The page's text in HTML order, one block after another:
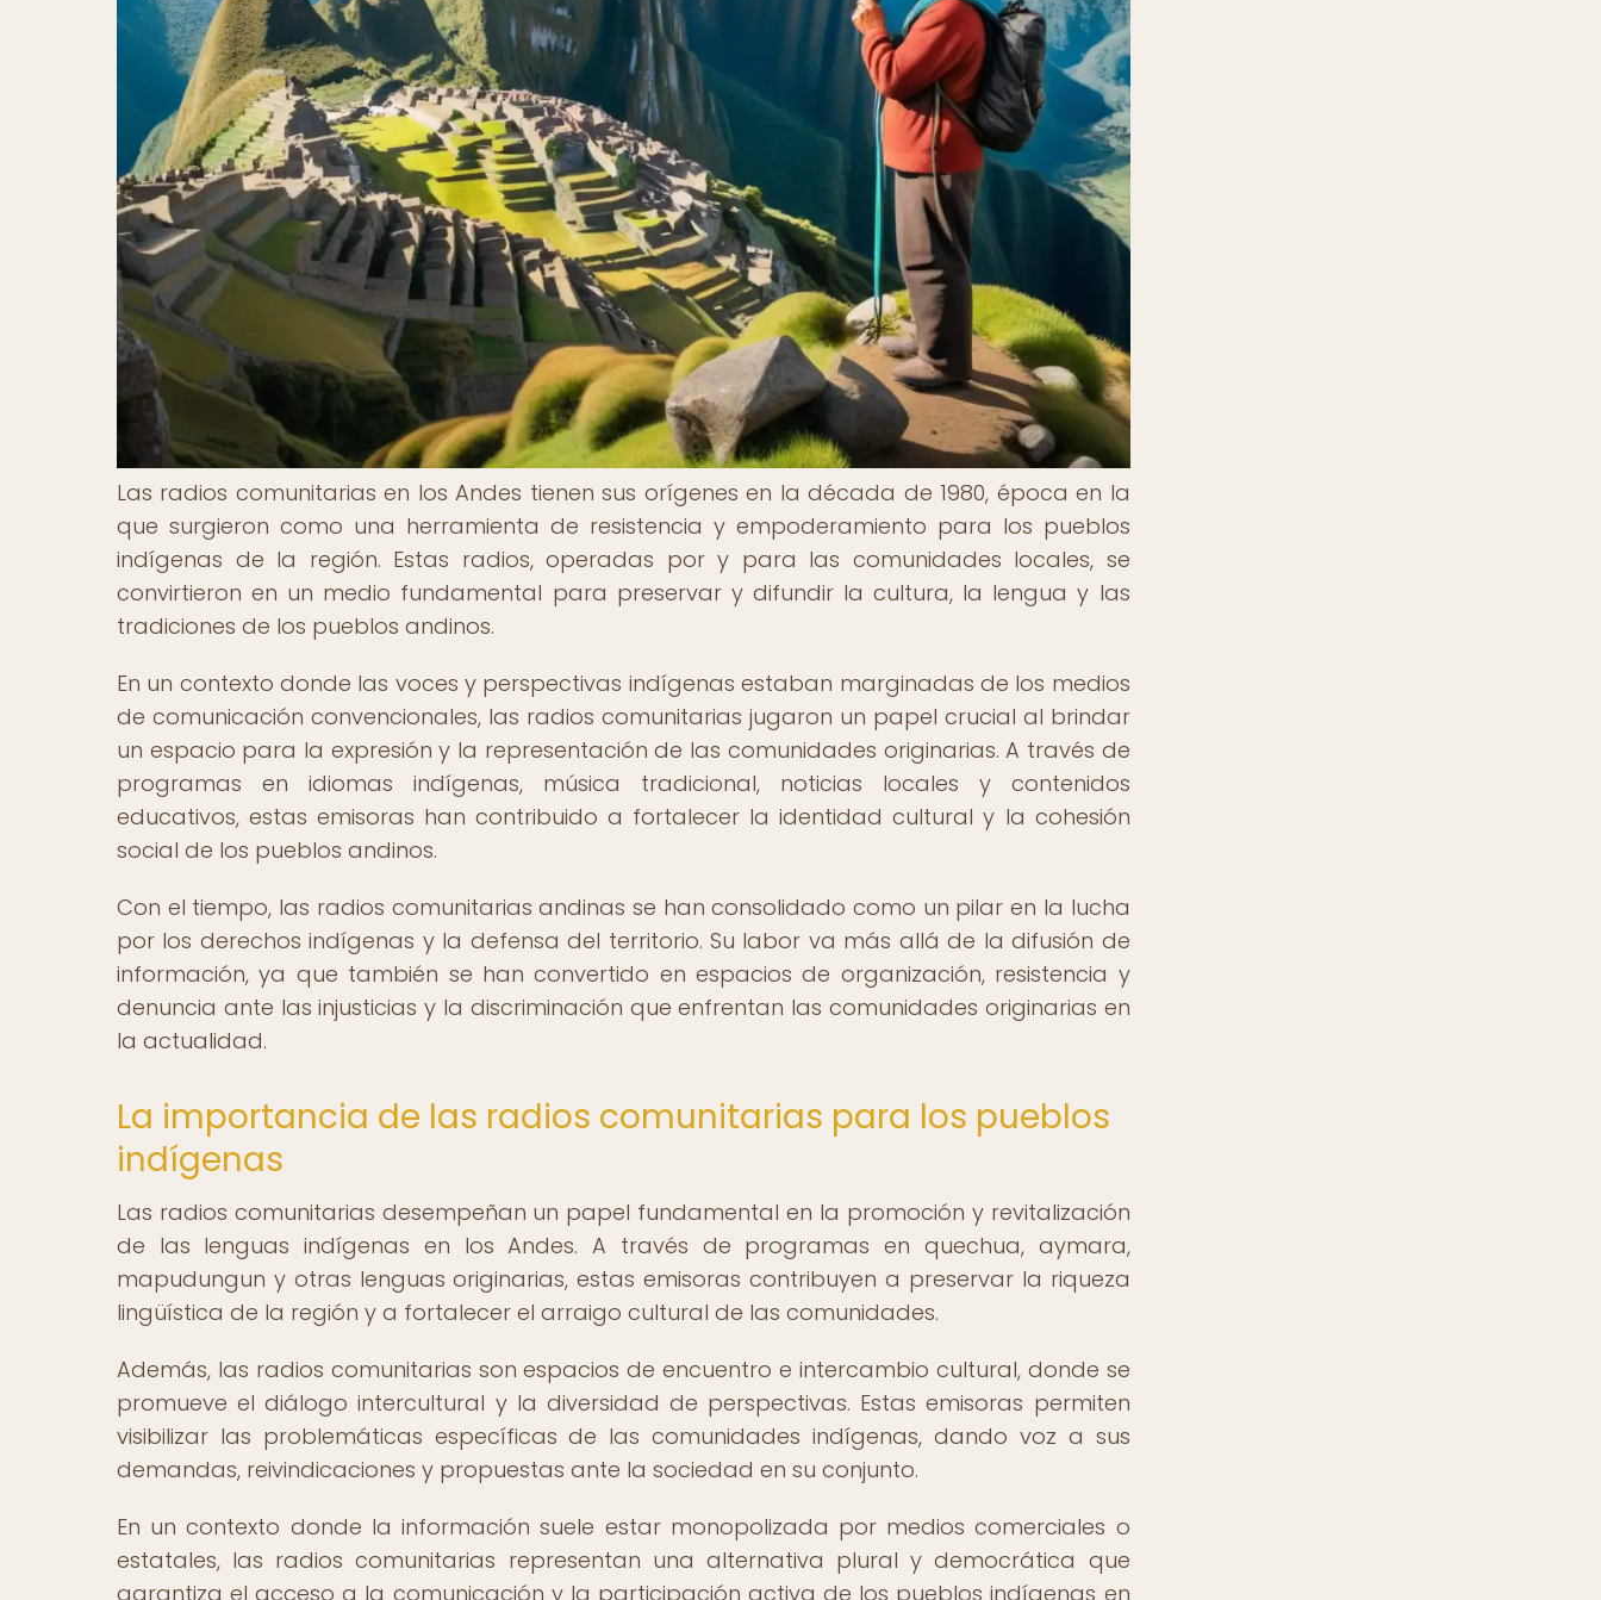
Las radios comunitarias en los Andes tienen sus orígenes en la década de 1980, época en la
que surgieron como una herramienta de resistencia y empoderamiento para los pueblos
indígenas de la región. Estas radios, operadas por y para las comunidades locales, se
convirtieron en un medio fundamental para preservar y difundir la cultura, la lengua y las
tradiciones de los pueblos andinos.
En un contexto donde las voces y perspectivas indígenas estaban marginadas de los medios
de comunicación convencionales, las radios comunitarias jugaron un papel crucial al brindar
un espacio para la expresión y la representación de las comunidades originarias. A través de
programas en idiomas indígenas, música tradicional, noticias locales y contenidos
educativos, estas emisoras han contribuido a fortalecer la identidad cultural y la cohesión
social de los pueblos andinos.
Con el tiempo, las radios comunitarias andinas se han consolidado como un pilar en la lucha
por los derechos indígenas y la defensa del territorio. Su labor va más allá de la difusión de
información, ya que también se han convertido en espacios de organización, resistencia y
denuncia ante las injusticias y la discriminación que enfrentan las comunidades originarias en
la actualidad.
La importancia de las radios comunitarias para los pueblos
indígenas
Las radios comunitarias desempeñan un papel fundamental en la promoción y revitalización
de las lenguas indígenas en los Andes. A través de programas en quechua, aymara,
mapudungun y otras lenguas originarias, estas emisoras contribuyen a preservar la riqueza
lingüística de la región y a fortalecer el arraigo cultural de las comunidades.
Además, las radios comunitarias son espacios de encuentro e intercambio cultural, donde se
promueve el diálogo intercultural y la diversidad de perspectivas. Estas emisoras permiten
visibilizar las problemáticas específicas de las comunidades indígenas, dando voz a sus
demandas, reivindicaciones y propuestas ante la sociedad en su conjunto.
En un contexto donde la información suele estar monopolizada por medios comerciales o
estatales, las radios comunitarias representan una alternativa plural y democrática que
garantiza el acceso a la comunicación y la participación activa de los pueblos indígenas en